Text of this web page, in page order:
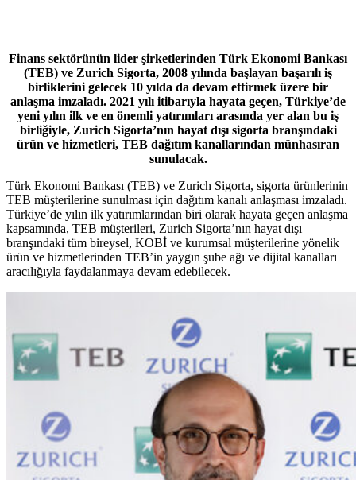
Finans sektörünün lider şirketlerinden Türk Ekonomi Bankası
(TEB) ve Zurich Sigorta, 2008 yılında başlayan başarılı iş
birliklerini gelecek 10 yılda da devam ettirmek üzere bir
anlaşma imzaladı. 2021 yılı itibarıyla hayata geçen, Türkiye’de
yeni yılın ilk ve en önemli yatırımları arasında yer alan bu iş
birliğiyle, Zurich Sigorta’nın hayat dışı sigorta branşındaki
ürün ve hizmetleri, TEB dağıtım kanallarından münhasıran
sunulacak.
Türk Ekonomi Bankası (TEB) ve Zurich Sigorta, sigorta ürünlerinin
TEB müşterilerine sunulması için dağıtım kanalı anlaşması imzaladı.
Türkiye’de yılın ilk yatırımlarından biri olarak hayata geçen anlaşma
kapsamında, TEB müşterileri, Zurich Sigorta’nın hayat dışı
branşındaki tüm bireysel, KOBİ ve kurumsal müşterilerine yönelik
ürün ve hizmetlerinden TEB’in yaygın şube ağı ve dijital kanalları
aracılığıyla faydalanmaya devam edebilecek.